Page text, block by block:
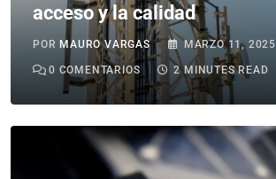
acceso y la calidad
POR MAURO VARGAS MARZO 11, 2025
0 COMENTARIOS 2 MINUTES READ